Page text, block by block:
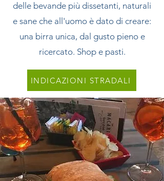
delle bevande più dissetanti, naturali
e sane che all'uomo è dato di creare:
una birra unica, dal gusto pieno e
ricercato. Shop e pasti.
INDICAZIONI STRADALI